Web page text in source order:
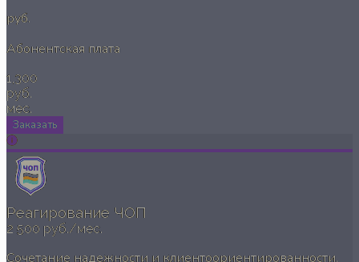
руб.
Абонентская плата
1,300
руб.
мес.
Заказать
Реагирование ЧОП
2 500 руб./мес.
Сочетание надежности и клиентоориентированности.